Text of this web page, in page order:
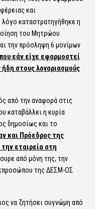
και
λόγο καταστρατηγήθηκε η
του Μητρώου
την πρόσληψη 6 μονίμων
εάν είχε εφαρμοστεί
στους λογαριασμούς
από την αναφορά στις
καταβάλλει η κυρία
δημοσίως και το
και Πρόεδρος της
εταιρεία στη
από μόνη της, την
της ΔΕΣΜ-ΟΣ
να ζητήσει συγνώμη από